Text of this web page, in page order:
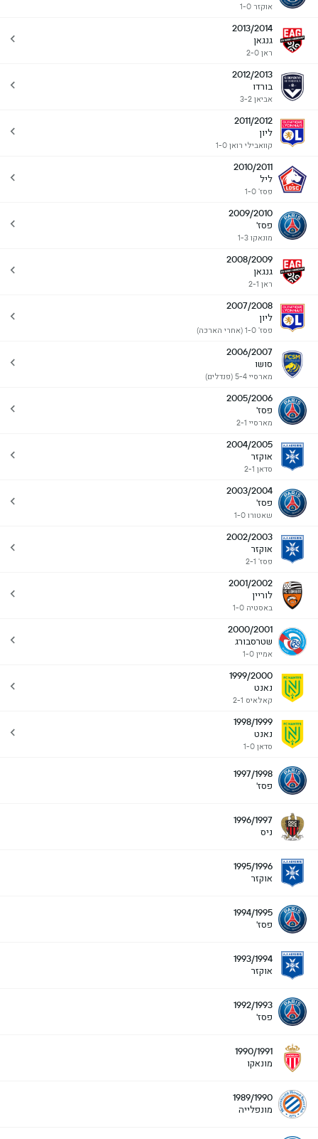
אוקזר 1-0
2013/2014
גנגאן
ראן 2-0
2012/2013
בורדו
אביאן 3-2
2011/2012
ליון
קוואבילי רואן 1-0
2010/2011
ליל
פסז' 1-0
2009/2010
פסז'
מונאקו 1-3
2008/2009
גנגאן
ראן 2-1
2007/2008
ליון
פסז' 1-0 (אחרי הארכה)
2006/2007
סושו
מארסיי 5-4 (פנדלים)
2005/2006
פסז'
מארסיי 2-1
2004/2005
אוקזר
סדאן 2-1
2003/2004
פסז'
שאטורו 1-0
2002/2003
אוקזר
פסז' 2-1
2001/2002
לוריין
באסטיה 1-0
2000/2001
שטרסבורג
אמיין 1-0
1999/2000
נאנט
קאלאיס 2-1
1998/1999
נאנט
סדאן 1-0
1997/1998
פסז'
1996/1997
ניס
1995/1996
אוקזר
1994/1995
פסז'
1993/1994
אוקזר
1992/1993
פסז'
1990/1991
מונאקו
1989/1990
מונפלייה